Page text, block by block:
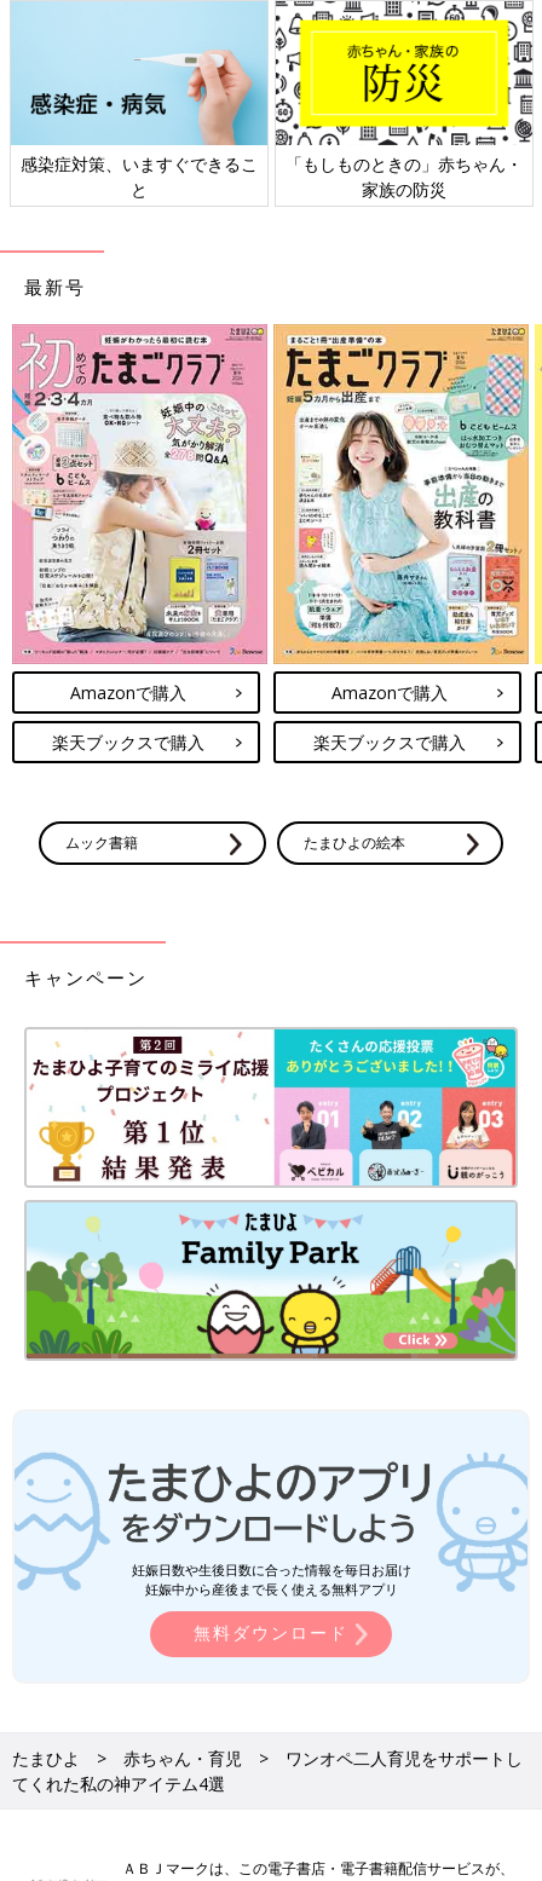
感染症対策、いますぐできるこ
と
「もしものときの」赤ちゃん・
家族の防災
最新号
Amazonで購入
楽天ブックスで購入
Amazonで購入
楽天ブックスで購入
ムック書籍 たまひよの絵本
キャンペーン
妊娠日数や生後日数に合った情報を毎日お届け
妊娠中から産後まで長く使える無料アプリ
無料ダウンロード
たまひよ 赤ちゃん・育児
ワンオペ二人育児をサポートし
てくれた私の神アイテム4選
ＡＢＪマークは、この電子書店・電子書籍配信サービスが、